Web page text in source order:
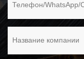
Телефон/WhatsApp/
Название компании